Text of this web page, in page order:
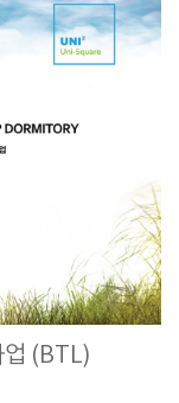
업 (BTL)